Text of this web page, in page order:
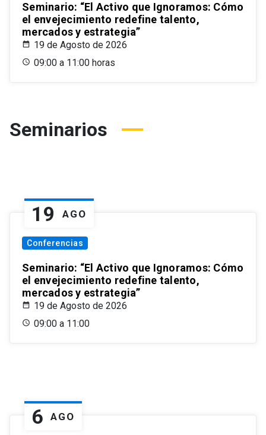
Seminario: “El Activo que Ignoramos: Cómo
el envejecimiento redefine talento,
mercados y estrategia”
19 de Agosto de 2026
09:00 a 11:00 horas
Seminarios
19 AGO
Conferencias
Seminario: “El Activo que Ignoramos: Cómo
el envejecimiento redefine talento,
mercados y estrategia”
19 de Agosto de 2026
09:00 a 11:00
6 AGO